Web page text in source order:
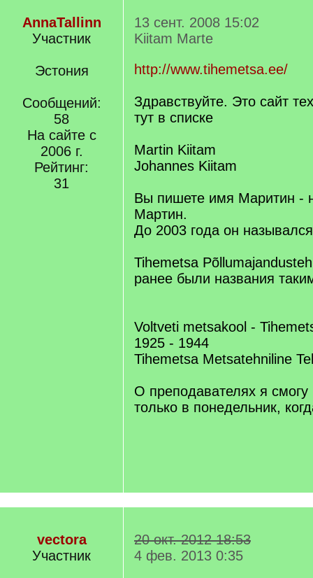
AnnaTallinn
Участник
Эстония
Сообщений:
58
На сайте с
2006 г.
Рейтинг:
31
13 сент. 2008 15:02
Kiitam Marte
http://www.tihemetsa.ee/
Здравствуйте. Это сайт
тут в списке
Martin Kiitam
Johannes Kiitam
Вы пишете имя Маритин -
Мартин.
До 2003 года он
Tihemetsa
ранее были названия
Voltveti metsakool -
1925 - 1944
Tihemetsa Metsatehniline
О преподавателях я смогу
только в понедельник,
vectora
Участник
20 окт. 2012 18:53
4 фев. 2013 0:35